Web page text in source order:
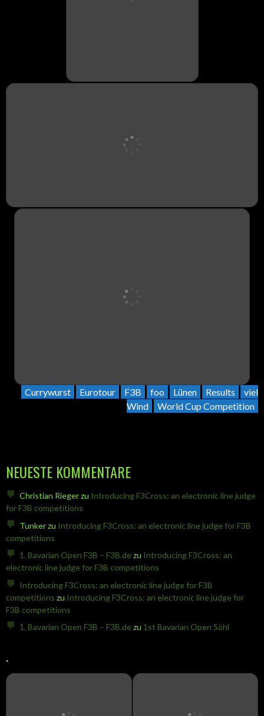
Currywurst Eurotour F3B foo Lünen Results
viel
Wind
World Cup Competition
NEUESTE KOMMENTARE
Christian Riegerzu Introducing F3Cross: an electronic line judge
for F3B competitions
Tunkerzu Introducing F3Cross: an electronic line judge for F3B
competitions
1. Bavarian Open F3B – F3B.de zu Introducing F3Cross: an
electronic line judge for F3B competitions
Introducing F3Cross: an electronic line judge for F3B
competitions zu Introducing F3Cross: an electronic line judge for
F3B competitions
1. Bavarian Open F3B – F3B.de zu 1st Bavarian Open Söhl
.